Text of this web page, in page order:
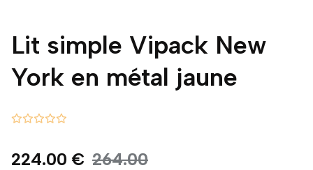
Lit simple Vipack New
York en métal jaune
224.00 € 264.00